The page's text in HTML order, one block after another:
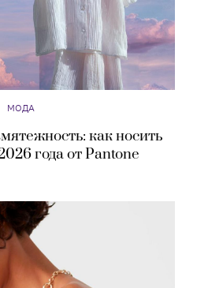
МОДА
как носить
года от Pantone